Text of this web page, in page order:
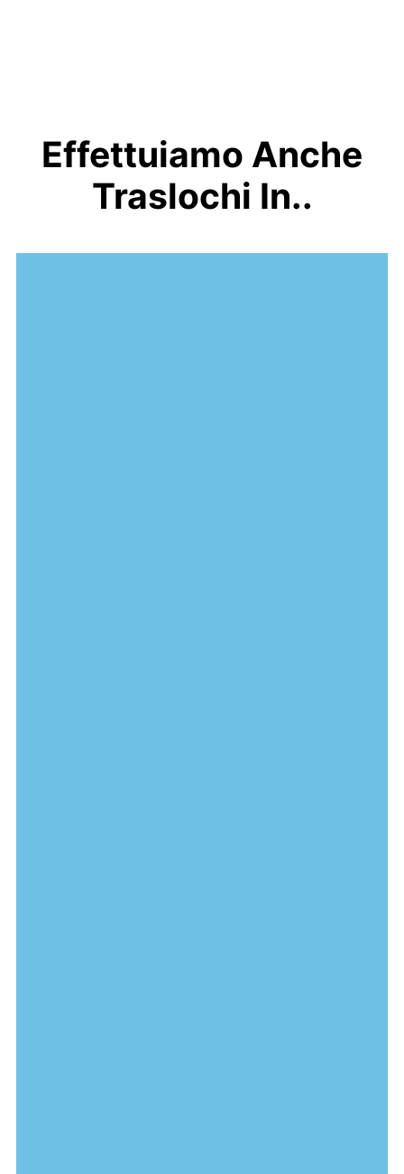
Effettuiamo Anche
Traslochi In..